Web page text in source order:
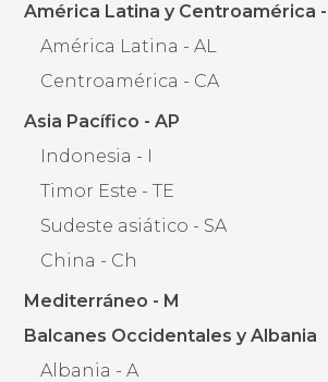
América Latina y Centroamérica -
América Latina - AL
Centroamérica - CA
Asia Pacífico - AP
Indonesia - I
Timor Este - TE
Sudeste asiático - SA
China - Ch
Mediterráneo - M
Balcanes Occidentales y Albania
Albania - A